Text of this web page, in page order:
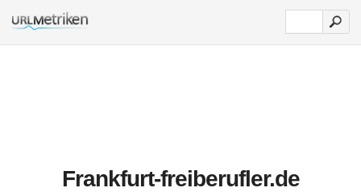
Frankfurt-freiberufler.de